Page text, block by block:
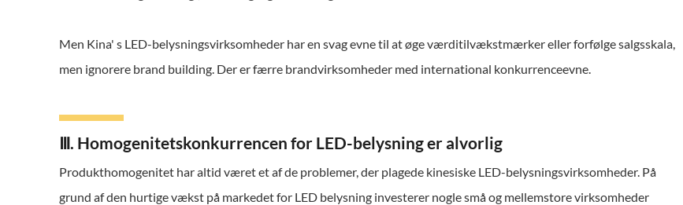
Men Kina' s LED-belysningsvirksomheder har en svag evne til at øge værditilvækstmærker eller forfølge salgsskala,
men ignorere brand building. Der er færre brandvirksomheder med international konkurrenceevne.
Ⅲ. Homogenitetskonkurrencen for LED-belysning er alvorlig
Produkthomogenitet har altid været et af de problemer, der plagede kinesiske LED-belysningsvirksomheder. På
grund af den hurtige vækst på markedet for LED belysning investerer nogle små og mellemstore virksomheder